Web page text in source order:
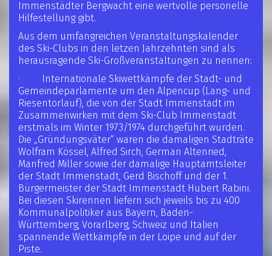
Immenstädter Bergwacht eine wertvolle personelle
Hilfestellung gibt.
Aus dem umfangreichen Veranstaltungskalender
des Ski-Clubs in den letzen Jahrzehnten sind als
herausragende Ski-Großveranstaltungen zu nennen:
· Internationale Skiwettkämpfe der Stadt- und
Gemeindeparlamente um den Alpencup (Lang- und
Riesentorlauf), die von der Stadt Immenstadt im
Zusammenwirken mit dem Ski-Club Immenstadt
erstmals im Winter 1973/1974 durchgeführt wurden.
Die „Gründungsväter“ waren die damaligen Stadträte
Wolfram Kössel, Alfred Sirch, German Altenried,
Manfred Miller sowie der damalige Hauptamtsleiter
der Stadt Immenstadt, Gerd Bischoff und der 1.
Bürgermeister der Stadt Immenstadt Hubert Rabini.
Bei diesen Skirennen liefern sich jeweils bis zu 400
Kommunalpolitiker aus Bayern, Baden-
Württemberg, Vorarlberg, Schweiz und Italien
spannende Wettkämpfe in der Loipe und auf der
Piste.